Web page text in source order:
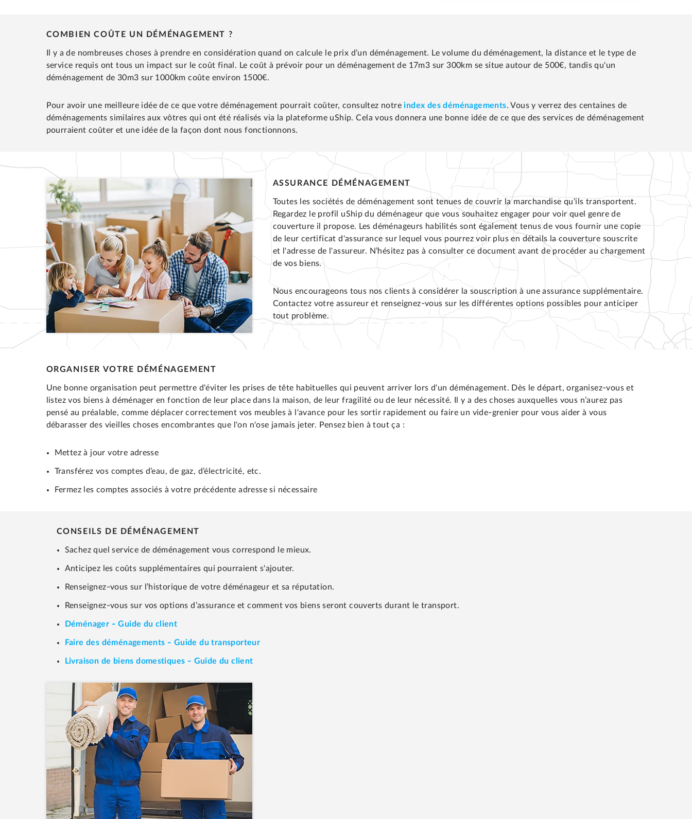
COMBIEN COÛTE UN DÉMÉNAGEMENT ?
Il y a de nombreuses choses à prendre en considération quand on calcule le prix d’un déménagement. Le volume du déménagement, la distance et le type de
service requis ont tous un impact sur le coût final. Le coût à prévoir pour un déménagement de 17m3 sur 300km se situe autour de 500€, tandis qu'un
déménagement de 30m3 sur 1000km coûte environ 1500€.
Pour avoir une meilleure idée de ce que votre déménagement pourrait coûter, consultez notreindex des déménagements. Vous y verrez des centaines de
déménagements similaires aux vôtres qui ont été réalisés via la plateforme uShip. Cela vous donnera une bonne idée de ce que des services de déménagement
pourraient coûter et une idée de la façon dont nous fonctionnons.
ASSURANCE DÉMÉNAGEMENT
Toutes les sociétés de déménagement sont tenues de couvrir la marchandise qu'ils transportent.
Regardez le profil uShip du déménageur que vous souhaitez engager pour voir quel genre de
couverture il propose. Les déménageurs habilités sont également tenus de vous fournir une copie
de leur certificat d'assurance sur lequel vous pourrez voir plus en détails la couverture souscrite
et l'adresse de l'assureur. N’hésitez pas à consulter ce document avant de procéder au chargement
de vos biens.
Nous encourageons tous nos clients à considérer la souscription à une assurance supplémentaire.
Contactez votre assureur et renseignez-vous sur les différentes options possibles pour anticiper
tout problème.
ORGANISER VOTRE DÉMÉNAGEMENT
Une bonne organisation peut permettre d'éviter les prises de tête habituelles qui peuvent arriver lors d'un déménagement. Dès le départ, organisez-vous et
listez vos biens à déménager en fonction de leur place dans la maison, de leur fragilité ou de leur nécessité. Il y a des choses auxquelles vous n’aurez pas
pensé au préalable, comme déplacer correctement vos meubles à l'avance pour les sortir rapidement ou faire un vide-grenier pour vous aider à vous
débarasser des vieilles choses encombrantes que l'on n'ose jamais jeter. Pensez bien à tout ça :
Mettez à jour votre adresse
Transférez vos comptes d’eau, de gaz, d’électricité, etc.
Fermez les comptes associés à votre précédente adresse si nécessaire
CONSEILS DE DÉMÉNAGEMENT
Sachez quel service de déménagement vous correspond le mieux.
Anticipez les coûts supplémentaires qui pourraient s'ajouter.
Renseignez-vous sur l’historique de votre déménageur et sa réputation.
Renseignez-vous sur vos options d’assurance et comment vos biens seront couverts durant le transport.
Déménager - Guide du client
Faire des déménagements - Guide du transporteur
Livraison de biens domestiques - Guide du client